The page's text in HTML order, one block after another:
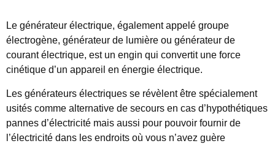
Le générateur électrique, également appelé groupe
électrogène, générateur de lumière ou générateur de
courant électrique, est un engin qui convertit une force
cinétique d’un appareil en énergie électrique.
Les générateurs électriques se révèlent être spécialement
usités comme alternative de secours en cas d’hypothétiques
pannes d’électricité mais aussi pour pouvoir fournir de
l’électricité dans les endroits où vous n’avez guère